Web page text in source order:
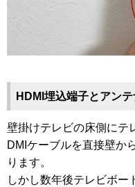
HDMI埋込端子とアン
壁掛けテレビの床側にテ
DMIケーブルを直接壁か
ります。
しかし数年後テレビボー